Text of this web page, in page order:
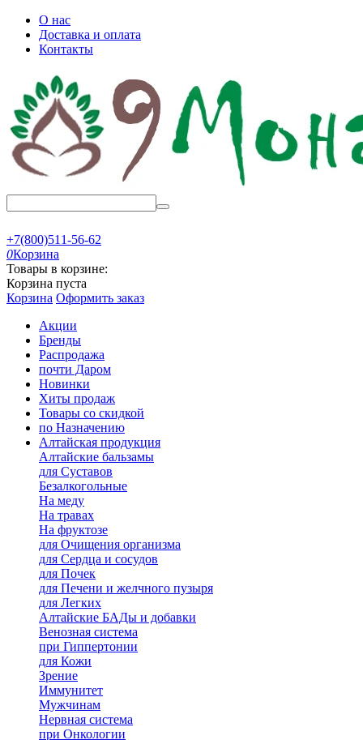
О нас
Доставка и оплата
Контакты
+7(800)511-56-62
0Корзина
Товары в корзине:
Корзина пуста
Корзина Оформить заказ
Акции
Бренды
Распродажа
почти Даром
Новинки
Хиты продаж
Товары со скидкой
по Назначению
Алтайская продукция
Алтайские бальзамы
для Суставов
Безалкогольные
На меду
На травах
На фруктозе
для Очищения организма
для Сердца и сосудов
для Почек
для Печени и желчного пузыря
для Легких
Алтайские БАДы и добавки
Венозная система
при Гиппертонии
для Кожи
Зрение
Иммунитет
Мужчинам
Нервная система
при Онкологии